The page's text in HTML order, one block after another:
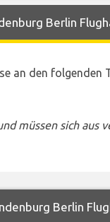
Berlin
an den folgenden
müssen sich aus
Berlin